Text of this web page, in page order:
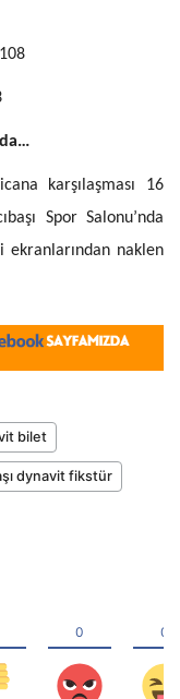
karşılaşması 16
SporSalonu’nda
ekranlarından naklen
bilet
dynavit fikstür